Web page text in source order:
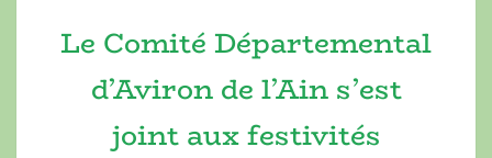
Le Comité Départemental
d’Aviron de l’Ain s’est
joint aux festivités